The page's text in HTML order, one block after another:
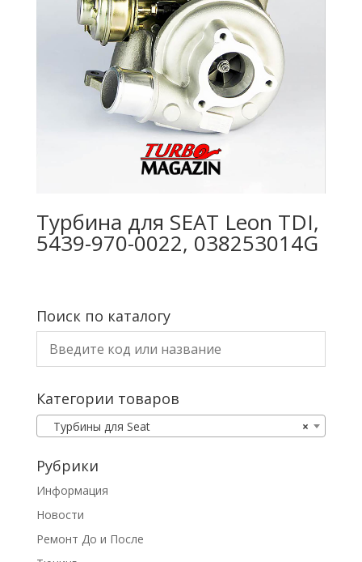
Турбина для SEAT Leon TDI,
5439-970-0022, 038253014G
Поиск по каталогу
Категории товаров
×
Турбины для Seat
Рубрики
Информация
Новости
Ремонт До и После